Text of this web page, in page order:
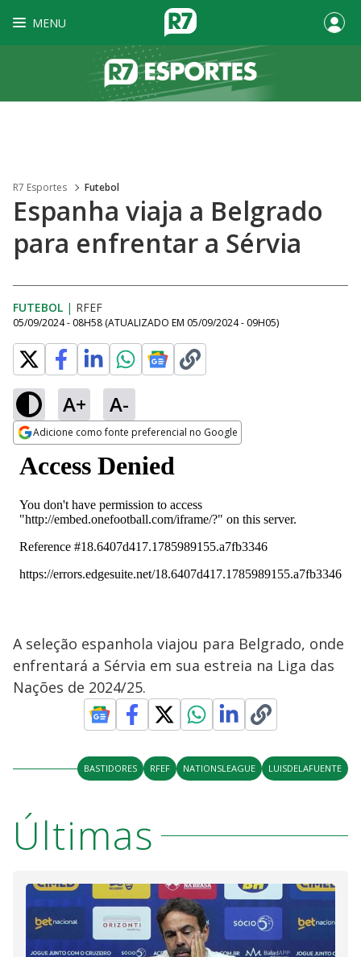
MENU
R7 Esportes Futebol
Espanha viaja a Belgrado
para enfrentar a Sérvia
FUTEBOL | RFEF
05/09/2024 - 08H58 (ATUALIZADO EM 05/09/2024 - 09H05)
A+ A-
Adicione como fonte preferencial no Google
Opens in new window
A seleção espanhola viajou para Belgrado, onde
enfrentará a Sérvia em sua estreia na Liga das
Nações de 2024/25.
BASTIDORES RFEF NATIONSLEAGUE LUISDELAFUENTE
Últimas